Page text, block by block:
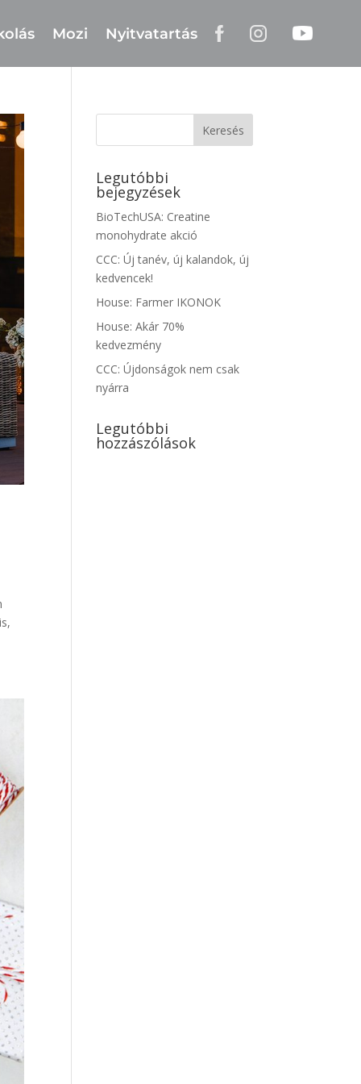
Mozi Nyitvatartás
Legutóbbi
bejegyzések
BioTechUSA: Creatine
monohydrate akció
CCC: Új tanév, új kalandok, új
kedvencek!
House: Farmer IKONOK
House: Akár 70%
kedvezmény
CCC: Újdonságok nem csak
nyárra
Legutóbbi
hozzászólások